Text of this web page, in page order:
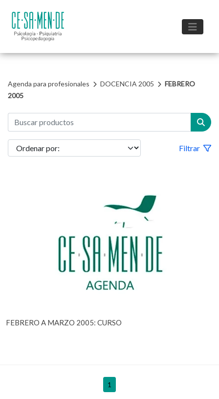
Agenda para profesionales DOCENCIA 2005
FEBRERO
2005
Filtrar
FEBRERO A MARZO 2005: CURSO
1